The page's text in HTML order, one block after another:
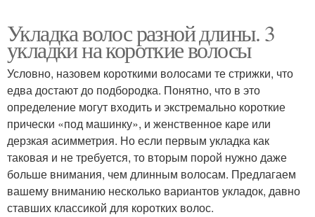
Укладка волос разной длины. 3
укладки на короткие волосы
Условно, назовем короткими волосами те стрижки, что
едва достают до подбородка. Понятно, что в это
определение могут входить и экстремально короткие
прически «под машинку», и женственное каре или
дерзкая асимметрия. Но если первым укладка как
таковая и не требуется, то вторым порой нужно даже
больше внимания, чем длинным волосам. Предлагаем
вашему вниманию несколько вариантов укладок, давно
ставших классикой для коротких волос.